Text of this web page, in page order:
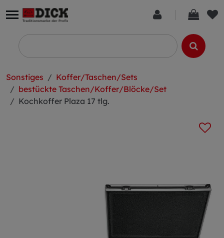
Sonstiges
Koffer/Taschen/Sets
bestückte Taschen/Koffer/Blöcke/Set
Kochkoffer Plaza 17 tlg.